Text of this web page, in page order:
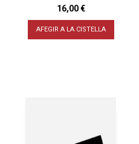
16,00 €
AFEGIR A LA CISTELLA